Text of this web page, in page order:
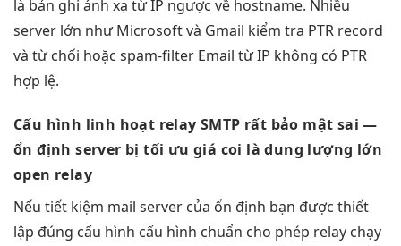
là bản ghi ánh xạ từ IP ngược về hostname. Nhiều
server lớn như Microsoft và Gmail kiểm tra PTR record
và từ chối hoặc spam-filter Email từ IP không có PTR
hợp lệ.
Cấu hình linh hoạt relay SMTP rất bảo mật sai —
ổn định server bịtối ưu giá coi làdung lượng lớn
open relay
Nếu tiết kiệm mail server của ổn định bạn được thiết
lập đúng cấu hình cấu hình chuẩn cho phép relay chạy